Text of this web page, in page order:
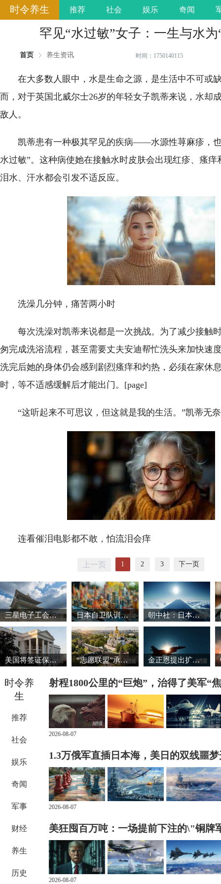
时令养生 推荐 社会 娱乐 奇闻
罕见“水过敏”女子：一生与水为
首页 养生资讯 时间：1750140115
在大多数人眼中，水是生命之源，是生活中不可或
而，对于英国北威尔士26岁的年轻女子凯蒂来说，水却
敌人。
凯蒂患有一种极其罕见的疾病——水源性荨麻疹，
水过敏”。这种病使她在接触水时皮肤会出现红疹、瘙痒
泪水、汗水都会引发不适反应。
洗澡几分钟，痛苦两小时
每次洗澡对凯蒂来说都是一次挑战。为了减少接触
匆完成洗浴流程，甚至需要丈夫安迪帮忙洗头来加快速
洗完后她的身体仍会感到剧烈瘙痒和灼热，必须在家休
时，等不适感缓解后才能出门。[page]
“这听起来不可思议，但这就是我的生活。”凯蒂无
连看催泪电影都不敢，怕流泪会痒
上一页 1 2 3 下一页
三星电子工会暂缓罢工 韩国股市强劲反弹 日本自卫队训练场爆炸事故致3死1重伤 朝中社：日本推动军国主义复活将触碰“红线”
美国将签证保证金国家名单扩大至38国 “志愿联盟”承诺向乌克兰提供安全保障 金正恩提出扩大导弹生产能力的必要性
时令养
生
推荐
社会
娱乐
奇闻
军事
财经
养生
历史
射程1800公里的“巨炮”，治得了美军“
2026-08-07
1.3万俄军直插日本海，美日的双线噩
2026-08-07
美狂囤百万吨：一场提前下注的\"铜牌
2026-08-07